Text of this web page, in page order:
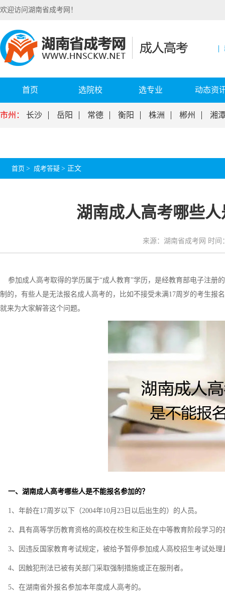
欢迎访问湖南省成考网！
首页 选院校 选专业 动态资
市州： 长沙 岳阳 常德 衡阳 株洲 郴州 湘
首页 > 成考答疑 > 正文
湖南成人高考哪些
来源：湖南省成考网 时间
参加成人高考取得的学历属于“成人教育”学历，是经教育部电子注册
制的，有些人是无法报名成人高考的，比如不接受未满17周岁的考生报
就来为大家解答这个问题。
一、湖南成人高考哪些人是不能报名参加的？
1、年龄在17周岁以下（2004年10月23日以后出生的）的人员。
2、具有高等学历教育资格的高校在校生和正处在中等教育阶段学习的
3、因违反国家教育考试规定，被给予暂停参加成人高校招生考试处理
4、因触犯刑法已被有关部门采取强制措施或正在服刑者。
5、在湖南省外报名参加本年度成人高考的。